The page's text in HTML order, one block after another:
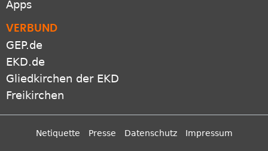
Apps
VERBUND
GEP.de
EKD.de
Gliedkirchen der EKD
Freikirchen
Netiquette Presse Datenschutz Impressum